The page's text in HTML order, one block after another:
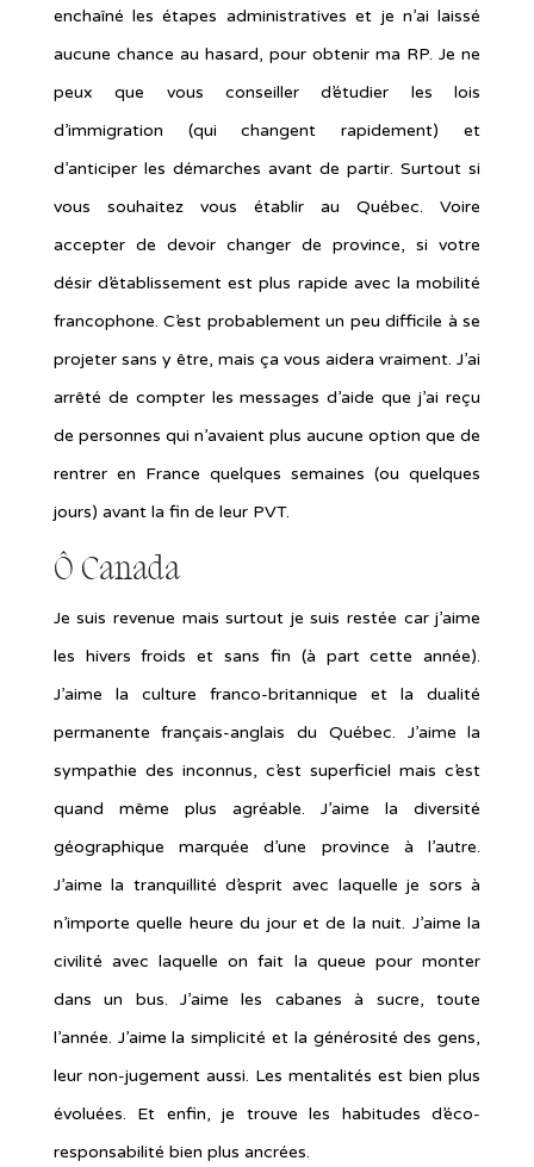
enchaîné les étapes administratives et je n’ai laissé
aucune chance au hasard, pour obtenir ma RP. Je ne
peux que vous conseiller d’étudier les lois
d’immigration (qui changent rapidement) et
d’anticiper les démarches avant de partir. Surtout si
vous souhaitez vous établir au Québec. Voire
accepter de devoir changer de province, si votre
désir d’établissement est plus rapide avec la mobilité
francophone. C’est probablement un peu difficile à se
projeter sans y être, mais ça vous aidera vraiment. J’ai
arrêté de compter les messages d’aide que j’ai reçu
de personnes qui n’avaient plus aucune option que de
rentrer en France quelques semaines (ou quelques
jours) avant la fin de leur PVT.
Ô Canada
Je suis revenue mais surtout je suis restée car j’aime
les hivers froids et sans fin (à part cette année).
J’aime la culture franco-britannique et la dualité
permanente français-anglais du Québec. J’aime la
sympathie des inconnus, c’est superficiel mais c’est
quand même plus agréable. J’aime la diversité
géographique marquée d’une province à l’autre.
J’aime la tranquillité d’esprit avec laquelle je sors à
n’importe quelle heure du jour et de la nuit. J’aime la
civilité avec laquelle on fait la queue pour monter
dans un bus. J’aime les cabanes à sucre, toute
l’année. J’aime la simplicité et la générosité des gens,
leur non-jugement aussi. Les mentalités est bien plus
évoluées. Et enfin, je trouve les habitudes d’éco-
responsabilité bien plus ancrées.